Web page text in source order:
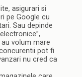
asigurari si
pe Google cu
Sau depinde
volum mare
pot fi
nu cred ca